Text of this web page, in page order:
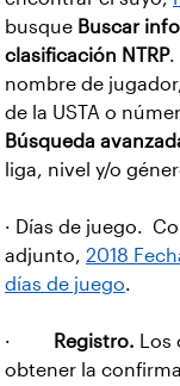
busque Buscar
clasificación NTRP.
nombre de
de la USTA o
Búsqueda
liga, nivel y/o
· Días de juego.
adjunto, 2018
días de juego.
· Registro.
obtener la